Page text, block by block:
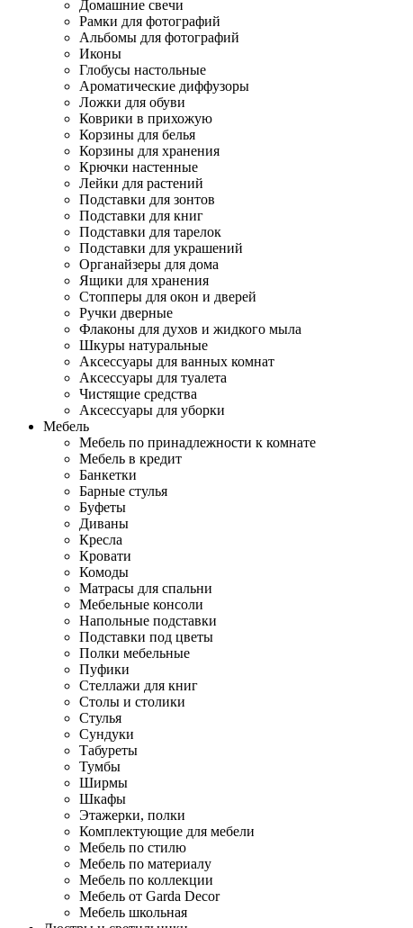
Домашние свечи
Рамки для фотографий
Альбомы для фотографий
Иконы
Глобусы настольные
Ароматические диффузоры
Ложки для обуви
Коврики в прихожую
Корзины для белья
Корзины для хранения
Крючки настенные
Лейки для растений
Подставки для зонтов
Подставки для книг
Подставки для тарелок
Подставки для украшений
Органайзеры для дома
Ящики для хранения
Стопперы для окон и дверей
Ручки дверные
Флаконы для духов и жидкого мыла
Шкуры натуральные
Аксессуары для ванных комнат
Аксессуары для туалета
Чистящие средства
Аксессуары для уборки
Мебель
Мебель по принадлежности к комнате
Мебель в кредит
Банкетки
Барные стулья
Буфеты
Диваны
Кресла
Кровати
Комоды
Матрасы для спальни
Мебельные консоли
Напольные подставки
Подставки под цветы
Полки мебельные
Пуфики
Стеллажи для книг
Столы и столики
Стулья
Сундуки
Табуреты
Тумбы
Ширмы
Шкафы
Этажерки, полки
Комплектующие для мебели
Мебель по стилю
Мебель по материалу
Мебель по коллекции
Мебель от Garda Decor
Мебель школьная